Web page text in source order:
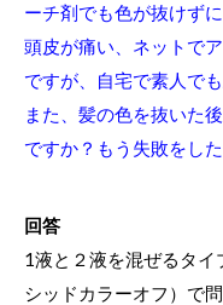
ーチ剤でも色が抜けず
頭皮が痛い、ネットで
ですが、自宅で素人で
また、髪の色を抜いた
ですか？もう失敗をし
回答
1液と２液を混ぜるタ
シッドカラーオフ）で